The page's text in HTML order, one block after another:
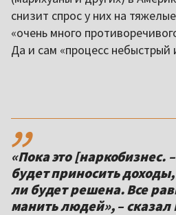
снизит спрос у них на
«очень много
Да и сам «процесс небыстрый
,,
«Пока это [наркобизнес.
будет приносить
ли будет решена. Все
манить людей», –